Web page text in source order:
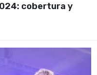
cobertura y